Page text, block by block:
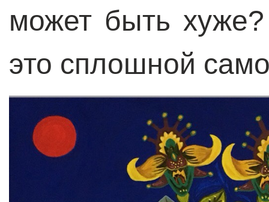
может быть
это сплошной